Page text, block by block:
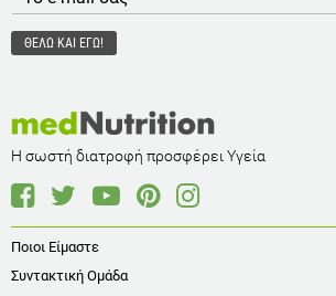
Η σωστή διατροφή προσφέρει Υγεία
Ποιοι Είμαστε
Συντακτική Ομάδα